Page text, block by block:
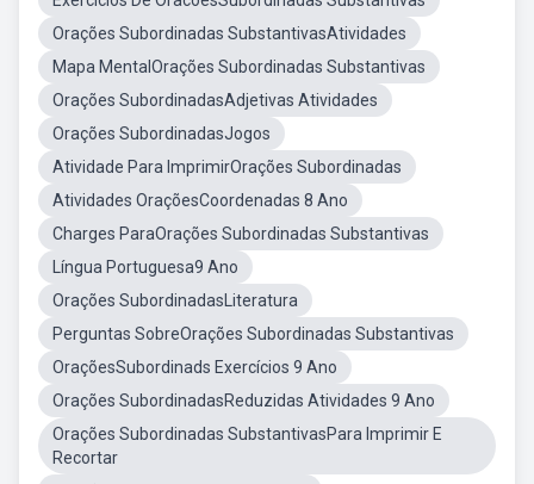
Orações Subordinadas SubstantivasAtividades
Mapa MentalOrações Subordinadas Substantivas
Orações SubordinadasAdjetivas Atividades
Orações SubordinadasJogos
Atividade Para ImprimirOrações Subordinadas
Atividades OraçõesCoordenadas 8 Ano
Charges ParaOrações Subordinadas Substantivas
Língua Portuguesa9 Ano
Orações SubordinadasLiteratura
Perguntas SobreOrações Subordinadas Substantivas
OraçõesSubordinads Exercícios 9 Ano
Orações SubordinadasReduzidas Atividades 9 Ano
Orações Subordinadas SubstantivasPara Imprimir E
Recortar